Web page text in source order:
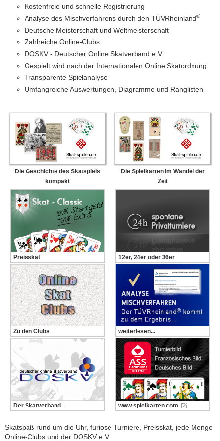
Kostenfreie und schnelle Registrierung
Analyse des Mischverfahrens durch den TÜVRheinland®
Deutsche Meisterschaft und Weltmeisterschaft
Zahlreiche Online-Clubs
DOSKV - Deutscher Online Skatverband e.V.
Gespielt wird nach der Internationalen Online Skatordnung
Transparente Spielanalyse
Umfangreiche Auswertungen, Diagramme und Ranglisten
Die Geschichte des Skatspiels
kompakt
Die Spielkarten im Wandel der
Zeit
Preisskat 12er, 24er oder 36er
Zu den Clubs weiterlesen...
Der Skatverband... www.spielkarten.com
Skatspaß rund um die Uhr, furiose Turniere, Preisskat, jede Menge
Online-Clubs und der DOSKV e.V.